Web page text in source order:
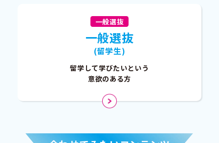
一般選抜
一般選抜
(留学生)
留学して学びたいという
意欲のある方